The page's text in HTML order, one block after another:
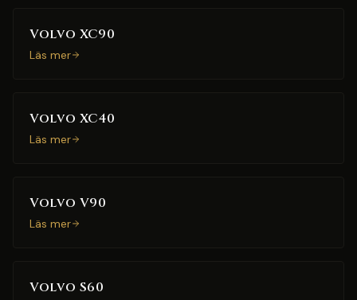
Volvo XC90
Läs mer
Volvo XC40
Läs mer
Volvo V90
Läs mer
Volvo S60